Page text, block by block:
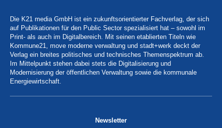
Die K21 media GmbH ist ein zukunftsorientierter Fachverlag, der sich
auf Publikationen für den Public Sector spezialisiert hat – sowohl im
Print- als auch im Digitalbereich. Mit seinen etablierten Titeln wie
Kommune21, move moderne verwaltung und stadt+werk deckt der
Verlag ein breites politisches und technisches Themenspektrum ab.
Im Mittelpunkt stehen dabei stets die Digitalisierung und
Modernisierung der öffentlichen Verwaltung sowie die kommunale
Energiewirtschaft.
Newsletter